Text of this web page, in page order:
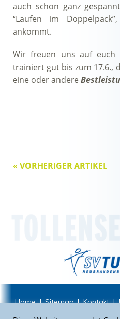
auch schon ganz
“Laufen im
ankommt.
Wir freuen uns auf euch
trainiert gut bis zum 17.6.,
eine oder andere
« VORHERIGER ARTIKEL
Home|Sitemap|Kontakt|